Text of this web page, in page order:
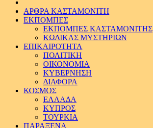
ΑΡΘΡΑ ΚΑΣΤΑΜΟΝΙΤΗ
ΕΚΠΟΜΠΕΣ
ΕΚΠΟΜΠΕΣ ΚΑΣΤΑΜΟΝΙΤΗΣ
ΚΩΔΙΚΑΣ ΜΥΣΤΗΡΙΩΝ
ΕΠΙΚΑΙΡΟΤΗΤΑ
ΠΟΛΙΤΙΚΗ
ΟΙΚΟΝΟΜΙΑ
ΚΥΒΕΡΝΗΣΗ
ΔΙΑΦΟΡΑ
ΚΟΣΜΟΣ
ΕΛΛΑΔΑ
ΚΥΠΡΟΣ
ΤΟΥΡΚΙΑ
ΠΑΡΑΞΕΝΑ